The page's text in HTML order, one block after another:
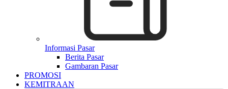
Informasi Pasar
Berita Pasar
Gambaran Pasar
PROMOSI
KEMITRAAN